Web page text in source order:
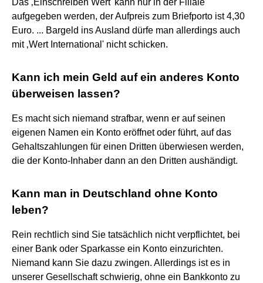
Das ‚Einschreiben Wert' kann nur in der Filiale
aufgegeben werden, der Aufpreis zum Briefporto ist 4,30
Euro. ... Bargeld ins Ausland dürfe man allerdings auch
mit ‚Wert International' nicht schicken.
Kann ich mein Geld auf ein anderes Konto
überweisen lassen?
Es macht sich niemand strafbar, wenn er auf seinen
eigenen Namen ein Konto eröffnet oder führt, auf das
Gehaltszahlungen für einen Dritten überwiesen werden,
die der Konto-Inhaber dann an den Dritten aushändigt.
Kann man in Deutschland ohne Konto
leben?
Rein rechtlich sind Sie tatsächlich nicht verpflichtet, bei
einer Bank oder Sparkasse ein Konto einzurichten.
Niemand kann Sie dazu zwingen. Allerdings ist es in
unserer Gesellschaft schwierig, ohne ein Bankkonto zu